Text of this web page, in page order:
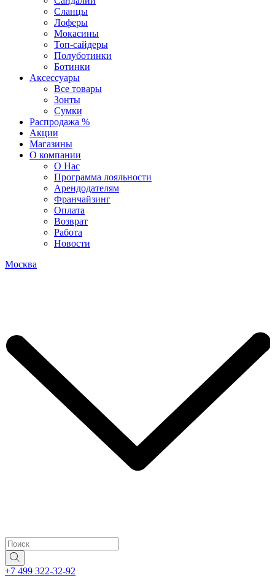
Сланцы
Лоферы
Мокасины
Топ-сайдеры
Полуботинки
Ботинки
Аксессуары
Все товары
Зонты
Сумки
Распродажа %
Акции
Магазины
О компании
О Нас
Программа лояльности
Арендодателям
Франчайзинг
Оплата
Возврат
Работа
Новости
Москва
+7 499 322-32-92